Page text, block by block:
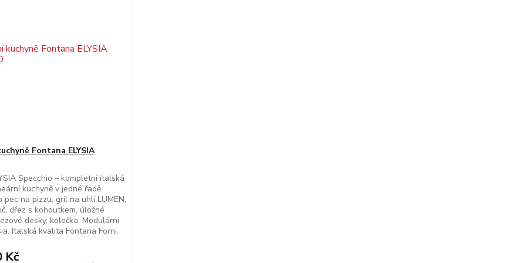
Fontana ELYSIA
Specchio – kompletní italská
kuchyně v jedné řadě.
pec na pizzu, gril na uhlí LUMEN,
dřez s kohoutkem, úložné
desky, kolečka. Modulární
Italská kvalita Fontana Forni.
Kč